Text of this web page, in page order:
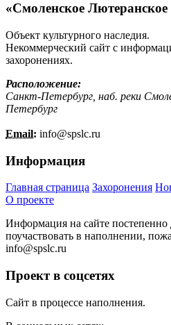
«Смоленское
Объект культурного наследия.
Некоммерческий сайт с
захоронениях.
Расположение:
Санкт-Петербург, наб. реки
Петербург
Email: info@spslc.ru
Информация
Главная страница Захоронения
О проекте
Информация на сайте постепенно
поучаствовать в наполнении,
info@spslc.ru
Проект в соцсетях
Сайт в процессе наполнения.